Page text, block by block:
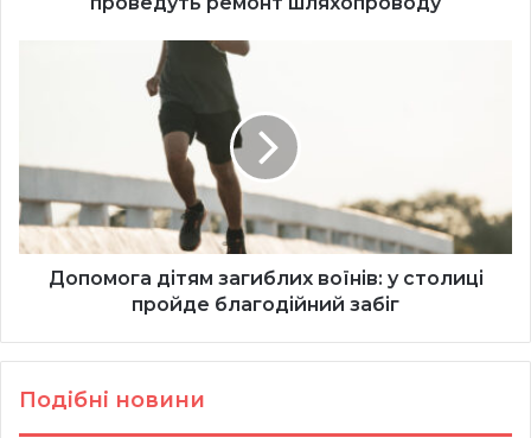
столиці
пройде
благодійний
забіг
Допомога дітям загиблих воїнів: у столиці
пройде благодійний забіг
Подібні новини